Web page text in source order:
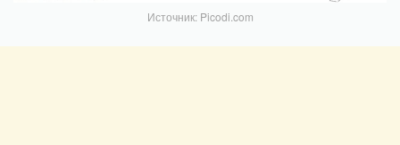
Источник: Picodi.com